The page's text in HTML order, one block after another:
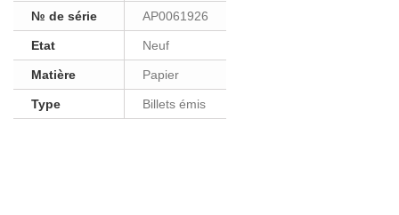
№ de série AP0061926
Etat Neuf
Matière Papier
Type Billets émis